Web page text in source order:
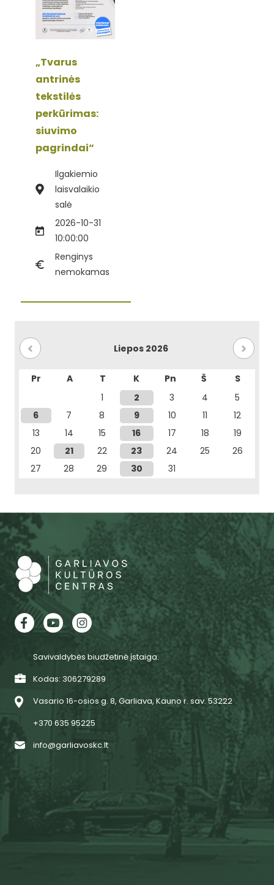
„Tvarus
antrinės
tekstilės
perkūrimas:
siuvimo
pagrindai“
Ilgakiemio
laisvalaikio
salė
2026-10-31
10:00:00
Renginys
nemokamas
Liepos 2026
Pr A T K Pn Š
S
1
2 3 4
5
6
7 8 9 10 11
12
13
14 15 16 17 18
19
20
21 22 23 24 25
26
27
28 29 30 31
Savivaldybės biudžetinė įstaiga.
Kodas: 306279289
Vasario 16-osios g. 8, Garliava, Kauno r. sav. 53222
+370 635 95225
info@garliavoskc.lt